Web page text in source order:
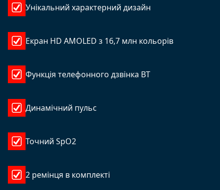
Унікальний характерний дизайн
Екран HD AMOLED з 16,7 млн кольорів
Функція телефонного дзвінка BT
Динамічний пульс
Точний SpO2
2 ремінця в комплекті